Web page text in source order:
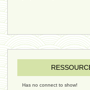
ressources de vie 05 -
Has no connect to show!